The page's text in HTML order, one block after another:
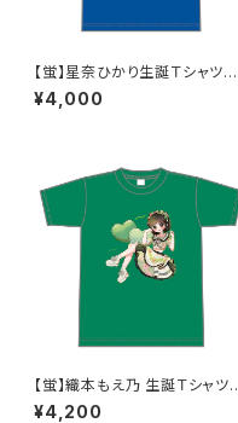
【蛍】星奈ひかり生誕Ｔシャツ
M〜XLサイズ
¥4,000
【蛍】織本もえ乃 生誕Ｔシャツ2
025 XXL〜XXXLサイズ
¥4,200